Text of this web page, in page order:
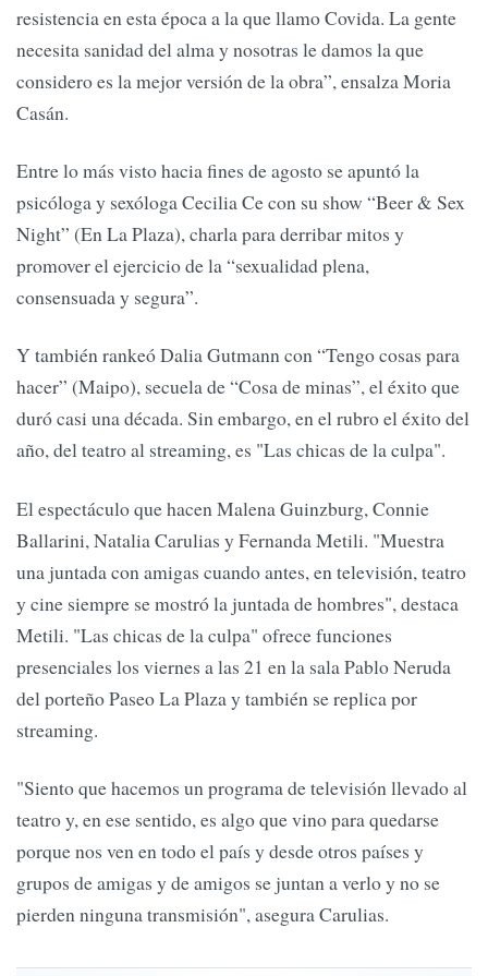
resistencia en esta época a la que llamo Covida. La gente
necesita sanidad del alma y nosotras le damos la que
considero es la mejor versión de la obra”, ensalza Moria
Casán.
Entre lo más visto hacia fines de agosto se apuntó la
psicóloga y sexóloga Cecilia Ce con su show “Beer & Sex
Night” (En La Plaza), charla para derribar mitos y
promover el ejercicio de la “sexualidad plena,
consensuada y segura”.
Y también rankeó Dalia Gutmann con “Tengo cosas para
hacer” (Maipo), secuela de “Cosa de minas”, el éxito que
duró casi una década. Sin embargo, en el rubro el éxito del
año, del teatro al streaming, es "Las chicas de la culpa".
El espectáculo que hacen Malena Guinzburg, Connie
Ballarini, Natalia Carulias y Fernanda Metili. "Muestra
una juntada con amigas cuando antes, en televisión, teatro
y cine siempre se mostró la juntada de hombres", destaca
Metili. "Las chicas de la culpa" ofrece funciones
presenciales los viernes a las 21 en la sala Pablo Neruda
del porteño Paseo La Plaza y también se replica por
streaming.
"Siento que hacemos un programa de televisión llevado al
teatro y, en ese sentido, es algo que vino para quedarse
porque nos ven en todo el país y desde otros países y
grupos de amigas y de amigos se juntan a verlo y no se
pierden ninguna transmisión", asegura Carulias.